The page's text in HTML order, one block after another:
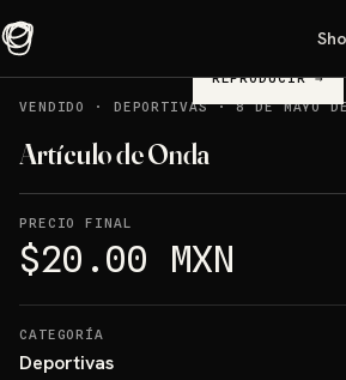
REPRODUCIR→
VENDIDO
· DEPORTIVAS·8 DE MAYO
Artículo de Onda
PRECIO FINAL
$20.00 MXN
CATEGORÍA
Deportivas